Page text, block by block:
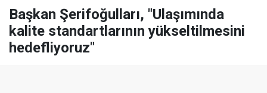
Başkan Şerifoğulları, "Ulaşımında
kalite standartlarının yükseltilmesini
hedefliyoruz"